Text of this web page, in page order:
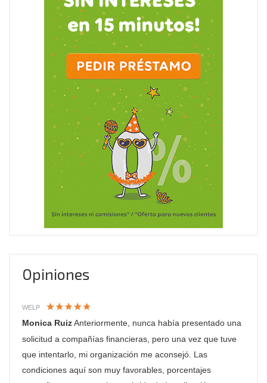
Opiniones
WELP
Monica RuizAnteriormente, nunca había presentado una
solicitud a compañías financieras, pero una vez que tuve
que intentarlo, mi organización me aconsejó. Las
condiciones aquí son muy favorables, porcentajes